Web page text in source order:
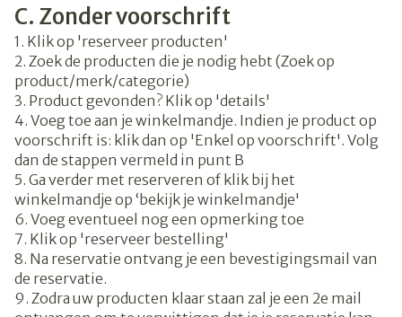
C. Zonder voorschrift
1. Klik op 'reserveer producten'
2. Zoek de producten die je nodig hebt (Zoek op
product/merk/categorie)
3. Product gevonden? Klik op 'details'
4. Voeg toe aan je winkelmandje. Indien je product op
voorschrift is: klik dan op 'Enkel op voorschrift'. Volg
dan de stappen vermeld in punt B
5. Ga verder met reserveren of klik bij het
winkelmandje op ‘bekijk je winkelmandje'
6. Voeg eventueel nog een opmerking toe
7. Klik op 'reserveer bestelling'
8. Na reservatie ontvang je een bevestigingsmail van
de reservatie.
9. Zodra uw producten klaar staan zal je een 2e mail